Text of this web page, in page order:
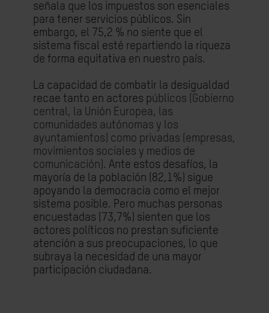
señala que los impuestos son esenciales
para tener servicios públicos. Sin
embargo, el 75,2 % no siente que el
sistema fiscal esté repartiendo la riqueza
de forma equitativa en nuestro país.
La capacidad de combatir la desigualdad
recae tanto en actores públicos (Gobierno
central, la Unión Europea, las
comunidades autónomas y los
ayuntamientos) como privadas (empresas,
movimientos sociales y medios de
comunicación). Ante estos desafíos, la
mayoría de la población (82,1%) sigue
apoyando la democracia como el mejor
sistema posible. Pero muchas personas
encuestadas (73,7%) sienten que los
actores políticos no prestan suficiente
atención a sus preocupaciones, lo que
subraya la necesidad de una mayor
participación ciudadana.